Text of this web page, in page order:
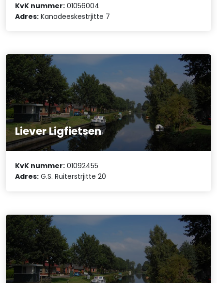
KvK nummer: 01056004
Adres: Kanadeeskestrjitte 7
Liever Ligfietsen
KvK nummer: 01092455
Adres: G.S. Ruiterstrjitte 20